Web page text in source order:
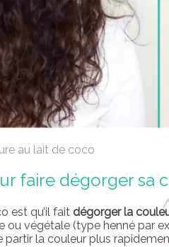
au lait de coco
faire dégorger sa
est qu’il fait dégorger la
ou végétale (type henné par
la couleur plus